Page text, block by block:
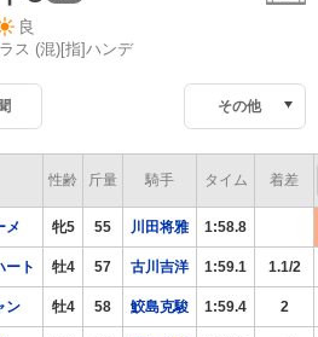
良
ス (混)[指]ハンデ
その他
性齢 斤量 騎手 タイム 着差
メ 牝5 55 川田将雅 1:58.8
ート 牡4 57 古川吉洋 1:59.1 1.1/2
ン 牡4 58 鮫島克駿 1:59.4 2